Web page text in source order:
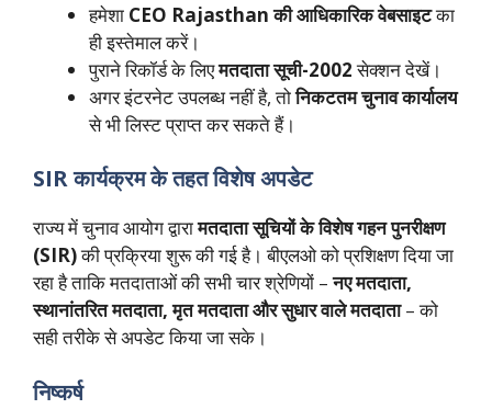
हमेशा CEO Rajasthan की आधिकारिक वेबसाइटका
ही इस्तेमाल करें।
पुराने रिकॉर्ड के लिएमतदाता सूची-2002सेक्शन देखें।
अगर इंटरनेट उपलब्ध नहीं है, तोनिकटतम चुनाव कार्यालय
से भी लिस्ट प्राप्त कर सकते हैं।
SIR कार्यक्रम के तहत विशेष अपडेट
राज्य में चुनाव आयोग द्वारामतदाता सूचियों के विशेष गहन पुनरीक्षण
(SIR)की प्रक्रिया शुरू की गई है। बीएलओ को प्रशिक्षण दिया जा
रहा है ताकि मतदाताओं की सभी चार श्रेणियों –नए मतदाता,
स्थानांतरित मतदाता, मृत मतदाता और सुधार वाले मतदाता– को
सही तरीके से अपडेट किया जा सके।
निष्कर्ष